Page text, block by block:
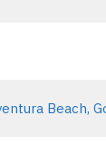
Beach,